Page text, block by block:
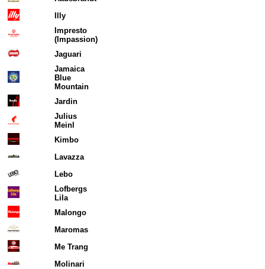
Illy
Impresto
(Impassion)
Jaguari
Jamaica
Blue
Mountain
Jardin
Julius
Meinl
Kimbo
Lavazza
Lebo
Lofbergs
Lila
Malongo
Maromas
Me Trang
Molinari